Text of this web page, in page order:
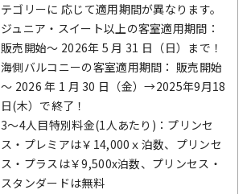
テゴリーに 応じて適用期間が異なります。
ジュニア・スイート以上の客室適用期間：
販売開始～ 2026年 5 月 31 日（日）まで！
海側バルコニーの客室適用期間： 販売開始
～ 2026 年 1 月 30 日（金）→2025年9月18
日(木）で終了！
3～4人目特別料金(1人あたり)：プリンセ
ス・プレミアは￥14,000ｘ泊数、プリンセ
ス・プラスは￥9,500x泊数、プリンセス・
スタンダードは無料